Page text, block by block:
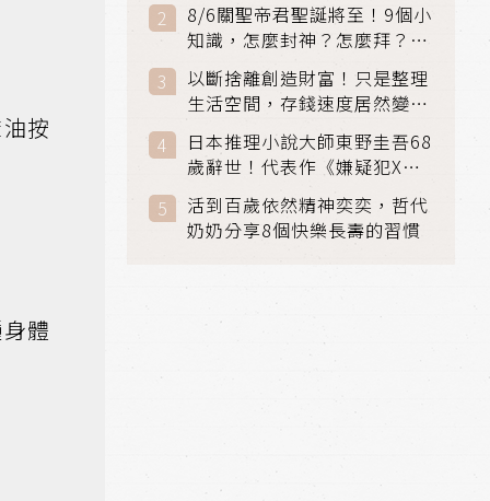
按
體
8/6關聖帝君聖誕將至！9個小
知識，怎麼封神？怎麼拜？該
拜哪個關帝？
以斷捨離創造財富！只是整理
生活空間，存錢速度居然變快
日本推理小說大師東野圭吾68
歲辭世！代表作《嫌疑犯X的
獻身》《解憂雜貨店》獲獎無
數
活到百歲依然精神奕奕，哲代
奶奶分享8個快樂長壽的習慣